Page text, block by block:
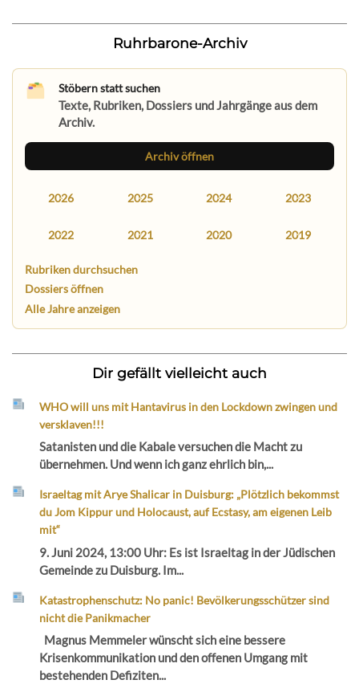
Ruhrbarone-Archiv
Stöbern statt suchen
Texte, Rubriken, Dossiers und Jahrgänge aus dem
Archiv.
Archiv öffnen
2026 2025 2024 2023
2022 2021 2020 2019
Rubriken durchsuchen
Dossiers öffnen
Alle Jahre anzeigen
Dir gefällt vielleicht auch
WHO will uns mit Hantavirus in den Lockdown zwingen und
versklaven!!!
Satanisten und die Kabale versuchen die Macht zu
übernehmen. Und wenn ich ganz ehrlich bin,...
Israeltag mit Arye Shalicar in Duisburg: „Plötzlich bekommst
du Jom Kippur und Holocaust, auf Ecstasy, am eigenen Leib
mit“
9. Juni 2024, 13:00 Uhr: Es ist Israeltag in der Jüdischen
Gemeinde zu Duisburg. Im...
Katastrophenschutz: No panic! Bevölkerungsschützer sind
nicht die Panikmacher
Magnus Memmeler wünscht sich eine bessere
Krisenkommunikation und den offenen Umgang mit
bestehenden Defiziten...